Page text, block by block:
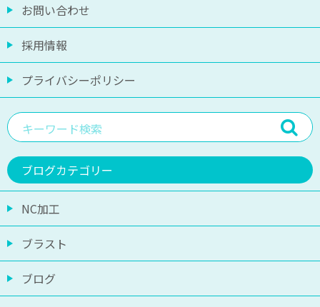
お問い合わせ
採用情報
プライバシーポリシー
ブログカテゴリー
NC加工
ブラスト
ブログ